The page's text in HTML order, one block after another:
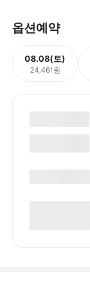
옵션예약
08.08(토)
24,461원